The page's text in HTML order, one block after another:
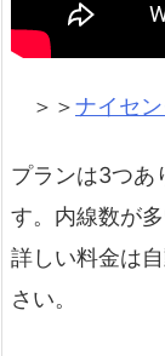
＞＞ナイセ
プランは3つあ
す。内線数が
詳しい料金は
さい。